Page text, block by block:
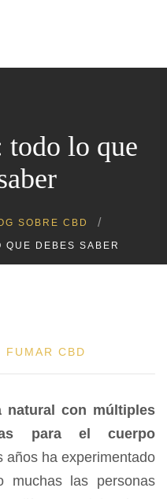
lo que
SOBRE CBD
QUE DEBES SABER
FUMAR CBD
natural con múltiples
para el cuerpo
años ha experimentado
muchas las personas